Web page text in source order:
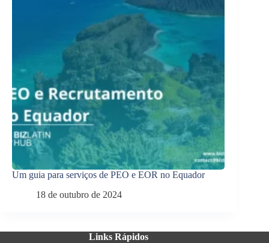
Um guia para serviços de PEO e EOR no Equador
18 de outubro de 2024
Links Rápidos